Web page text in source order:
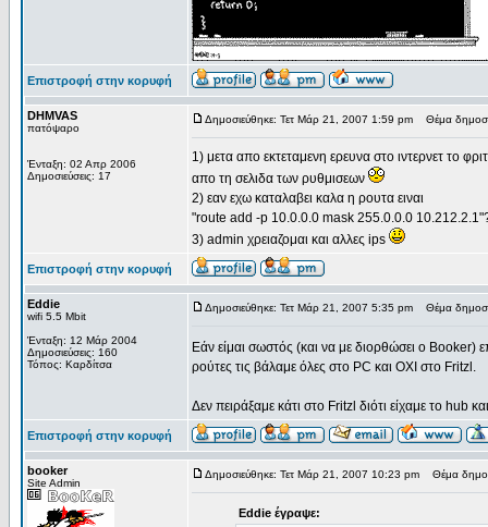
Επιστροφή στην κορυφή
DHMVAS
πατόψαρο
Ένταξη: 02 Απρ 2006
Δημοσιεύσεις: 17
Δημοσιεύθηκε: Τετ Μάρ 21, 2007 1:59 pm Θέμα
1) μετα απο εκτεταμενη ερευνα στο ιντερνετ το
απο τη σελιδα των ρυθμισεων
2) εαν εχω καταλαβει καλα η ρουτα ειναι
"route add -p 10.0.0.0 mask 255.0.0.0
3) admin χρειαζομαι και αλλες ips
Επιστροφή στην κορυφή
Eddie
wifi 5.5 Mbit
Ένταξη: 12 Μάρ 2004
Δημοσιεύσεις: 160
Τόπος: Καρδίτσα
Δημοσιεύθηκε: Τετ Μάρ 21, 2007 5:35 pm Θέμα
Εάν είμαι σωστός (και να με διορθώσει ο Booker)
ρούτες τις βάλαμε όλες στο PC και ΟΧΙ στο Fritzl.
Δεν πειράξαμε κάτι στο Fritzl διότι είχαμε το hub
Επιστροφή στην κορυφή
booker
Site Admin
Δημοσιεύθηκε: Τετ Μάρ 21, 2007 10:23 pm Θέμα
Eddie έγραψε: